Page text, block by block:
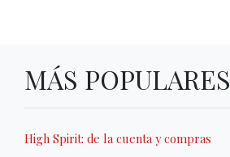
MÁS POPULARES
High Spirit: de la cuenta y compras